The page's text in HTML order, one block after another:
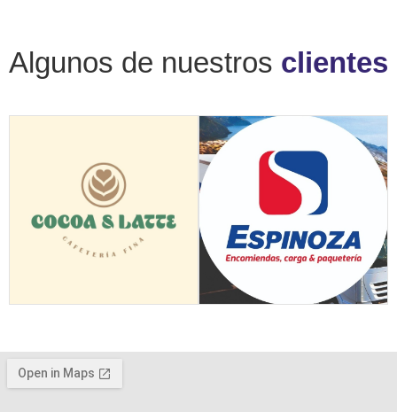
Algunos de nuestros clientes